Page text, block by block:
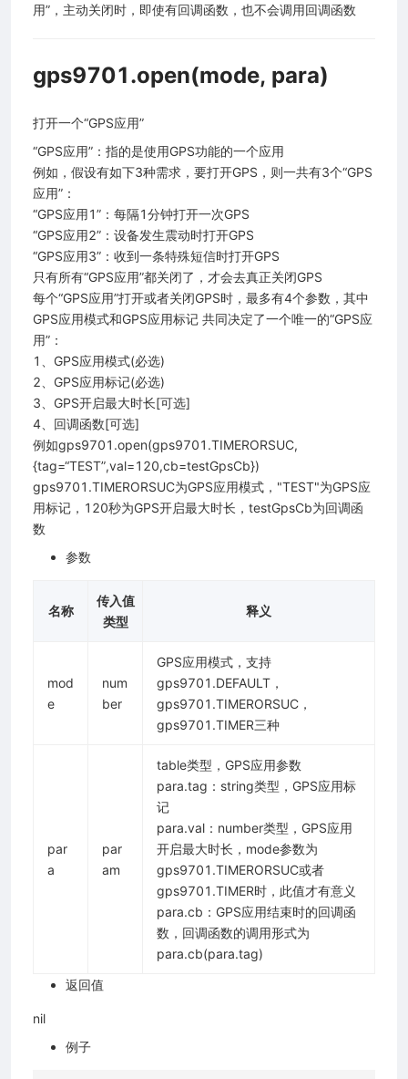
用”，主动关闭时，即使有回调函数，也不会调用回调函数
gps9701.open(mode, para)
打开一个“GPS应用”
“GPS应用”：指的是使用GPS功能的一个应用
例如，假设有如下3种需求，要打开GPS，则一共有3个“GPS
应用”：
“GPS应用1”：每隔1分钟打开一次GPS
“GPS应用2”：设备发生震动时打开GPS
“GPS应用3”：收到一条特殊短信时打开GPS
只有所有“GPS应用”都关闭了，才会去真正关闭GPS
每个“GPS应用”打开或者关闭GPS时，最多有4个参数，其中
GPS应用模式和GPS应用标记 共同决定了一个唯一的“GPS应
用”：
1、GPS应用模式(必选)
2、GPS应用标记(必选)
3、GPS开启最大时长[可选]
4、回调函数[可选]
例如gps9701.open(gps9701.TIMERORSUC,
{tag=“TEST”,val=120,cb=testGpsCb})
gps9701.TIMERORSUC为GPS应用模式，"TEST"为GPS应
用标记，120秒为GPS开启最大时长，testGpsCb为回调函
数
参数
名称
传入值
类型
释义
mod
e
num
ber
GPS应用模式，支持
gps9701.DEFAULT，
gps9701.TIMERORSUC，
gps9701.TIMER三种
par
a
par
am
table类型，GPS应用参数
para.tag：string类型，GPS应用标
记
para.val：number类型，GPS应用
开启最大时长，mode参数为
gps9701.TIMERORSUC或者
gps9701.TIMER时，此值才有意义
para.cb：GPS应用结束时的回调函
数，回调函数的调用形式为
para.cb(para.tag)
返回值
nil
例子